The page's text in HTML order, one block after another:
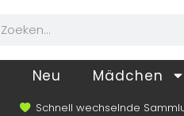
Neu Mädchen
Schnell wechselnde